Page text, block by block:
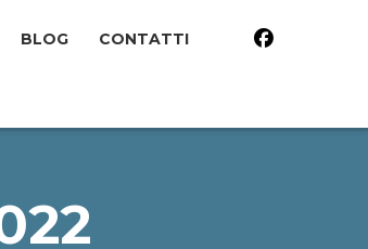
BLOG CONTATTI